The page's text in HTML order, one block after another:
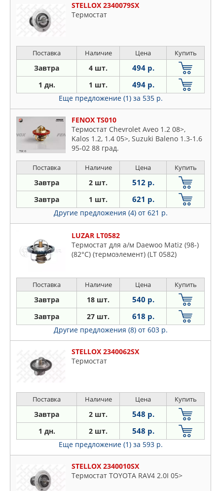
STELLOX 2340079SX
Термостат
Поставка Наличие Цена Купить
Завтра 4 шт. 494 р.
1 дн. 1 шт. 494 р.
Еще предложение (1) за 535 р.
FENOX TS010
Термостат Chevrolet Aveo 1.2 08>,
Kalos 1.2, 1.4 05>, Suzuki Baleno 1.3-1.6
95-02 88 град.
Поставка Наличие Цена Купить
Завтра 2 шт. 512 р.
Завтра 1 шт. 621 р.
Другие предложения (4) от 621 р.
LUZAR LT0582
Термостат для а/м Daewoo Matiz (98-)
(82°С) (термоэлемент) (LT 0582)
Поставка Наличие Цена Купить
Завтра 18 шт. 540 р.
Завтра 27 шт. 618 р.
Другие предложения (8) от 603 р.
STELLOX 2340062SX
Термостат
Поставка Наличие Цена Купить
Завтра 2 шт. 548 р.
1 дн. 2 шт. 548 р.
Еще предложение (1) за 593 р.
STELLOX 2340010SX
Термостат TOYOTA RAV4 2.0I 05>